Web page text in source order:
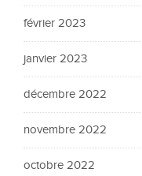
février 2023
janvier 2023
décembre 2022
novembre 2022
octobre 2022